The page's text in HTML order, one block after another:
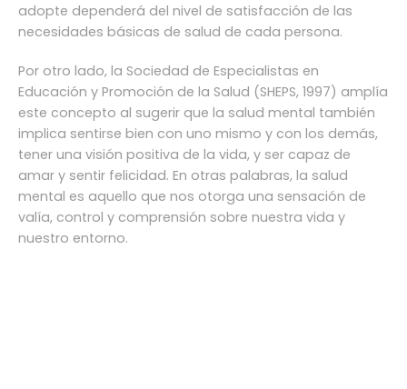
adopte dependerá del nivel de satisfacción de las
necesidades básicas de salud de cada persona.
Por otro lado, la Sociedad de Especialistas en
Educación y Promoción de la Salud (SHEPS, 1997) amplía
este concepto al sugerir que la salud mental también
implica sentirse bien con uno mismo y con los demás,
tener una visión positiva de la vida, y ser capaz de
amar y sentir felicidad. En otras palabras, la salud
mental es aquello que nos otorga una sensación de
valía, control y comprensión sobre nuestra vida y
nuestro entorno.